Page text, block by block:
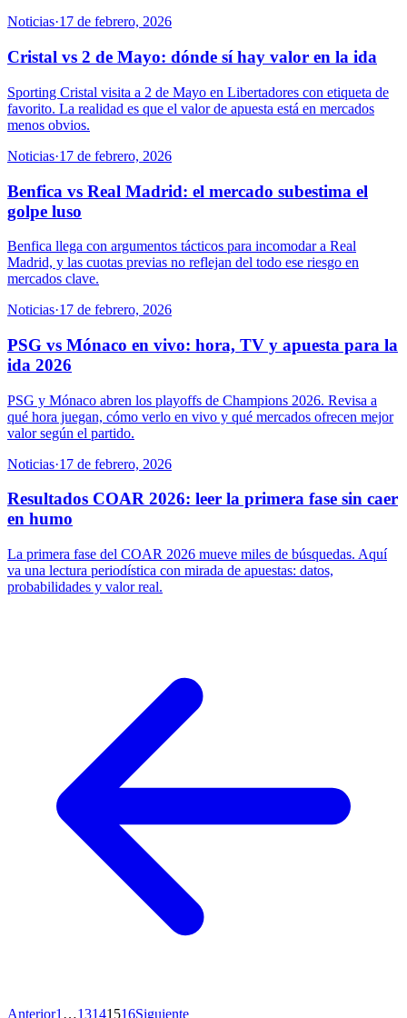
Noticias·17 de febrero, 2026
Cristal vs 2 de Mayo: dónde sí hay valor en la ida
Sporting Cristal visita a 2 de Mayo en Libertadores con etiqueta de
favorito. La realidad es que el valor de apuesta está en mercados
menos obvios.
Noticias·17 de febrero, 2026
Benfica vs Real Madrid: el mercado subestima el
golpe luso
Benfica llega con argumentos tácticos para incomodar a Real
Madrid, y las cuotas previas no reflejan del todo ese riesgo en
mercados clave.
Noticias·17 de febrero, 2026
PSG vs Mónaco en vivo: hora, TV y apuesta para la
ida 2026
PSG y Mónaco abren los playoffs de Champions 2026. Revisa a
qué hora juegan, cómo verlo en vivo y qué mercados ofrecen mejor
valor según el partido.
Noticias·17 de febrero, 2026
Resultados COAR 2026: leer la primera fase sin caer
en humo
La primera fase del COAR 2026 mueve miles de búsquedas. Aquí
va una lectura periodística con mirada de apuestas: datos,
probabilidades y valor real.
Anterior1 …13141516Siguiente